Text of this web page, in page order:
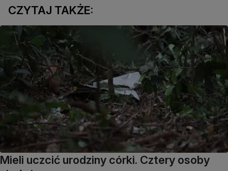
CZYTAJ TAKŻE:
Mieli uczcić urodziny córki. Cztery osoby